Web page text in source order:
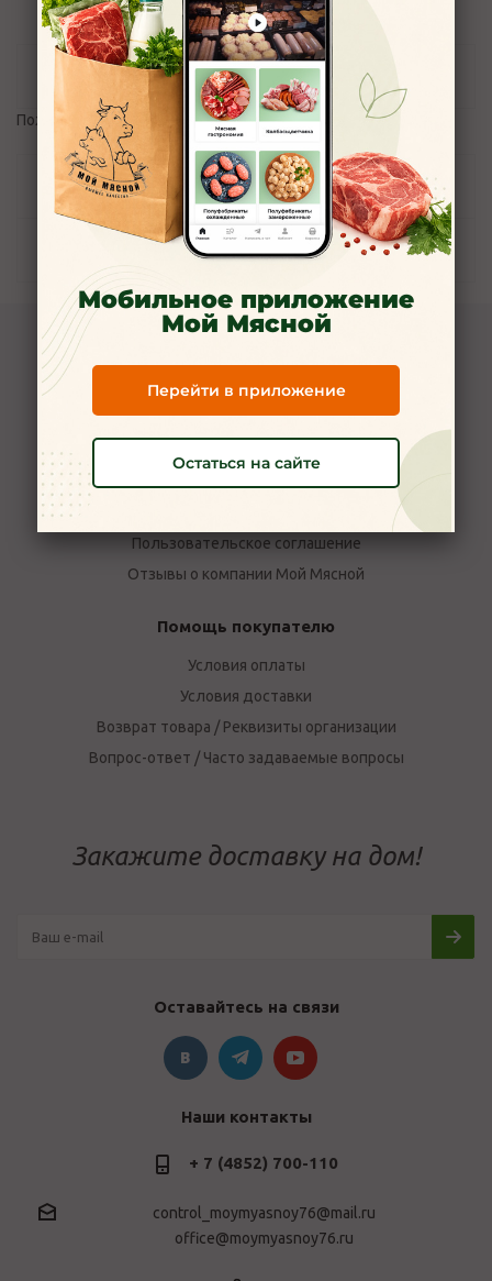
Пожалуйста, авторизуйтесь, чтобы оставить отзыв.
Задать вопрос
О компании
Новости
Пользовательское соглашение
Отзывы о компании Мой Мясной
Помощь покупателю
Условия оплаты
Условия доставки
Возврат товара / Реквизиты организации
Вопрос-ответ / Часто задаваемые вопросы
Закажите доставку на дом!
Оставайтесь на связи
Наши контакты
+ 7 (4852) 700-110
control_moymyasnoy76@mail.ru
office@moymyasnoy76.ru
Мобильное приложение
Мой Мясной
Перейти в приложение
Остаться на сайте